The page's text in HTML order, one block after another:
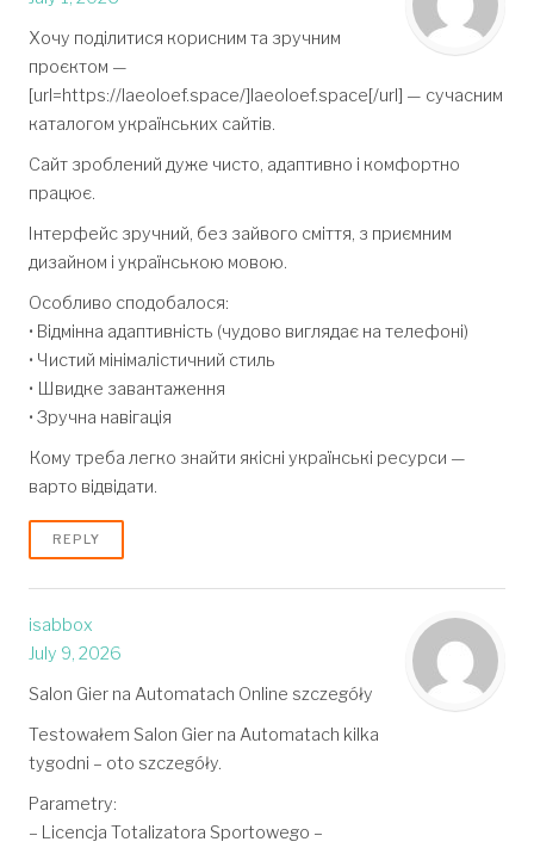
Хочу поділитися корисним та зручним
проєктом —
[url=https://laeoloef.space/]laeoloef.space[/url] — сучасним
каталогом українських сайтів.
Сайт зроблений дуже чисто, адаптивно і комфортно
працює.
Інтерфейс зручний, без зайвого сміття, з приємним
дизайном і українською мовою.
Особливо сподобалося:
• Відмінна адаптивність (чудово виглядає на телефоні)
• Чистий мінімалістичний стиль
• Швидке завантаження
• Зручна навігація
Кому треба легко знайти якісні українські ресурси —
варто відвідати.
REPLY
isabbox
July 9, 2026
Salon Gier na Automatach Online szczegóły
Testowałem Salon Gier na Automatach kilka
tygodni – oto szczegóły.
Parametry:
– Licencja Totalizatora Sportowego –